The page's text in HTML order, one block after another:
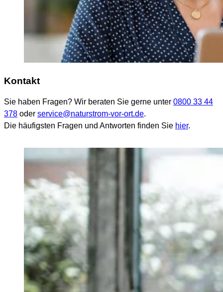
Kontakt
Sie haben Fragen? Wir beraten Sie gerne unter 0800 33 44
378 oder service@naturstrom-vor-ort.de.
Die häufigsten Fragen und Antworten finden Sie hier.